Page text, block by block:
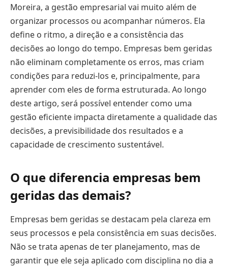
Moreira, a gestão empresarial vai muito além de
organizar processos ou acompanhar números. Ela
define o ritmo, a direção e a consistência das
decisões ao longo do tempo. Empresas bem geridas
não eliminam completamente os erros, mas criam
condições para reduzi-los e, principalmente, para
aprender com eles de forma estruturada. Ao longo
deste artigo, será possível entender como uma
gestão eficiente impacta diretamente a qualidade das
decisões, a previsibilidade dos resultados e a
capacidade de crescimento sustentável.
O que diferencia empresas bem
geridas das demais?
Empresas bem geridas se destacam pela clareza em
seus processos e pela consistência em suas decisões.
Não se trata apenas de ter planejamento, mas de
garantir que ele seja aplicado com disciplina no dia a